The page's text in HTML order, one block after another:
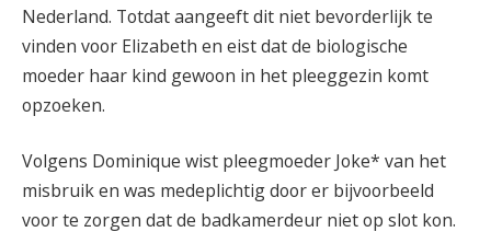
Nederland. Totdat aangeeft dit niet bevorderlijk te
vinden voor Elizabeth en eist dat de biologische
moeder haar kind gewoon in het pleeggezin komt
opzoeken.
Volgens Dominique wist pleegmoeder Joke* van het
misbruik en was medeplichtig door er bijvoorbeeld
voor te zorgen dat de badkamerdeur niet op slot kon.